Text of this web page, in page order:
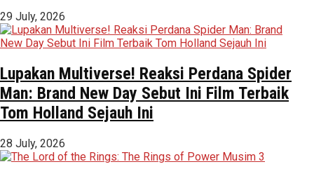
29 July, 2026
Lupakan Multiverse! Reaksi Perdana Spider
Man: Brand New Day Sebut Ini Film Terbaik
Tom Holland Sejauh Ini
28 July, 2026